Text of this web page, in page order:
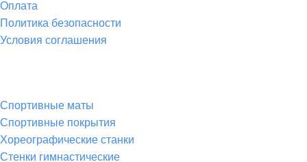
Оплата
Политика безопасности
Условия соглашения
Спортивные маты
Спортивные покрытия
Хореографические станки
Стенки гимнастические